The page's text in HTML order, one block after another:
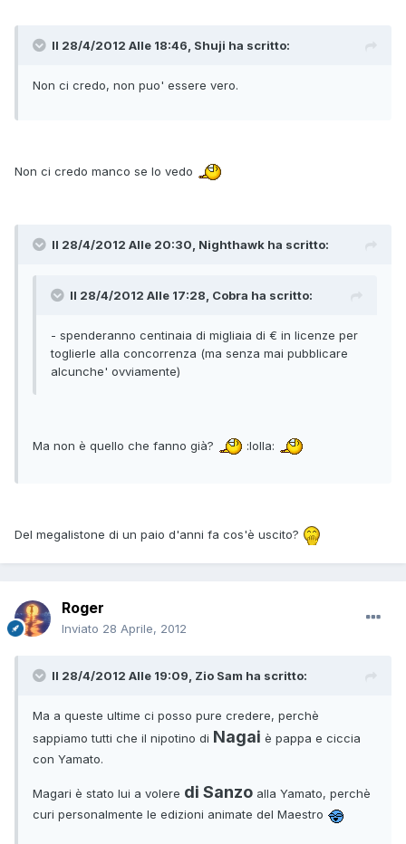
Il 28/4/2012 Alle 18:46, Shuji ha scritto:
Non ci credo, non puo' essere vero.
Non ci credo manco se lo vedo
Il 28/4/2012 Alle 20:30, Nighthawk ha scritto:
Il 28/4/2012 Alle 17:28, Cobra ha scritto:
- spenderanno centinaia di migliaia di € in licenze per
toglierle alla concorrenza (ma senza mai pubblicare
alcunche' ovviamente)
Ma non è quello che fanno già? :lolla:
Del megalistone di un paio d'anni fa cos'è uscito?
Roger
Inviato 28 Aprile, 2012
Il 28/4/2012 Alle 19:09, Zio Sam ha scritto:
Ma a queste ultime ci posso pure credere, perchè
sappiamo tutti che il nipotino di Nagai è pappa e ciccia
con Yamato.
Magari è stato lui a volere di Sanzo alla Yamato, perchè
curi personalmente le edizioni animate del Maestro